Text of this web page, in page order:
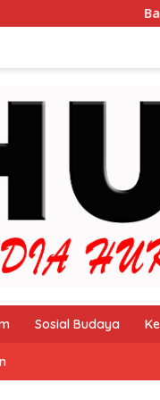
Sosial Budaya